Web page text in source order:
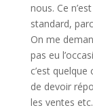
nous. Ce
standard,
On me
pas eu
c’est
de devoir
les ventes